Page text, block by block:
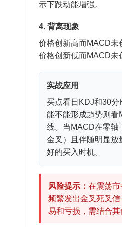
示下跌动能增强。
4. 背离现象
价格创新高而MACD未
价格创新低而MACD未
实战应用
买点看日KDJ和30分
能不能形成趋势则看
线。当MACD在零轴
金叉）且伴随明显放
好的买入时机。
风险提示：在震荡
频繁发出金叉死叉
易和亏损，需结合其